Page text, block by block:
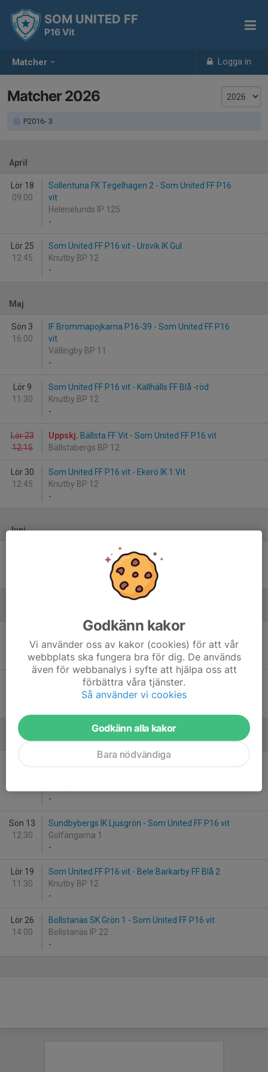
Matcher Logga in
SOM UNITED FF
P16 Vit
Matcher 2026
P2016- 3
April
Lör 18
09:00
Sollentuna FK Tegelhagen 2 - Som United FF P16
vit
Helenelunds IP 125
-
Lör 25
12:45
Som United FF P16 vit - Ursvik IK Gul
Knutby BP 12
-
Maj
Sön 3
16:00
IF Brommapojkarna P16-39 - Som United FF P16
vit
Vällingby BP 11
-
Lör 9
11:30
Som United FF P16 vit - Kallhälls FF Blå -röd
Knutby BP 12
-
Lör 23
12:15
Uppskj. Bällsta FF Vit - Som United FF P16 vit
Bällstabergs BP 12
Lör 30
12:45
Som United FF P16 vit - Ekerö IK 1:Vit
Knutby BP 12
-
Juni
Djurgårdens IF FF 14 Blå - Som United FF P16 vit
Hjorthagens IP 2
12:45
Som United FF P16 vit - Ängby IF Grön 1
Knutby BP 12
-
Vällingby AIK grön - Som United FF P16 vit
Vällingby BP 12
September
Som United FF P16 vit - Österåker United FK 5
-
Sön 13
12:30
Sundbybergs IK Ljusgrön - Som United FF P16 vit
Golfängarna 1
-
Lör 19
11:30
Som United FF P16 vit - Bele Barkarby FF Blå 2
Knutby BP 12
-
Lör 26
14:00
Bollstanäs SK Grön 1 - Som United FF P16 vit
Bollstanäs IP 22
-
Godkänn kakor
Vi använder oss av kakor (cookies) för att vår
webbplats ska fungera bra för dig. De används
även för webbanalys i syfte att hjälpa oss att
förbättra våra tjänster.
Så använder vi cookies
Godkänn alla kakor
Bara nödvändiga